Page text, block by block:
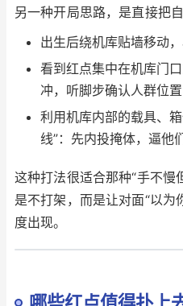
另一种开局思路，是直接把自
出生后绕机库贴墙移动
看到红点集中在机库门
冲，听脚步确认人群位置
利用机库内部的载具、
线”：先内投掩体，逼他
这种打法很适合那种“手不慢
是不打架，而是让对面“以为
度出现。